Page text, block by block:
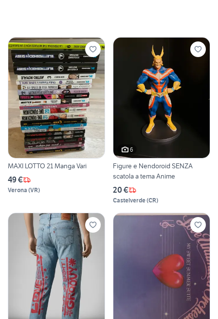
MAXI LOTTO 21 Manga Vari
49 €
Verona (VR)
6
Figure e Nendoroid SENZA
scatola a tema Anime
20 €
Castelverde(CR)